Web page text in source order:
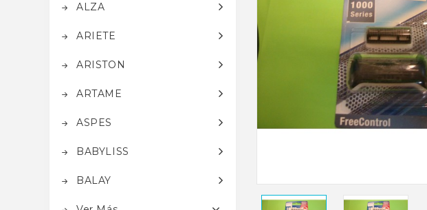
ALZA
ARIETE
ARISTON
ARTAME
ASPES
BABYLISS
BALAY